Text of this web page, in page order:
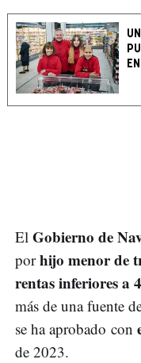
El Gobierno de
porhijo menor de
rentas inferiores a
más de una fuente
se ha aprobado con
de 2023.